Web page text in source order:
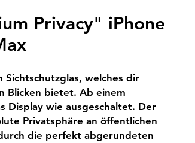
Privacy" iPhone
Sichtschutzglas, welches dir
Blicken bietet. Ab einem
Display wie ausgeschaltet. Der
Privatsphäre an öffentlichen
die perfekt abgerundeten